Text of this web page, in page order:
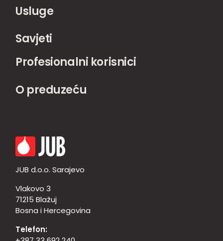
Usluge
Savjeti
Profesionalni korisnici
O preduzeću
JUB d.o.o. Sarajevo
Vlakovo 3
71215 Blažuj
Bosna i Hercegovina
Telefon: